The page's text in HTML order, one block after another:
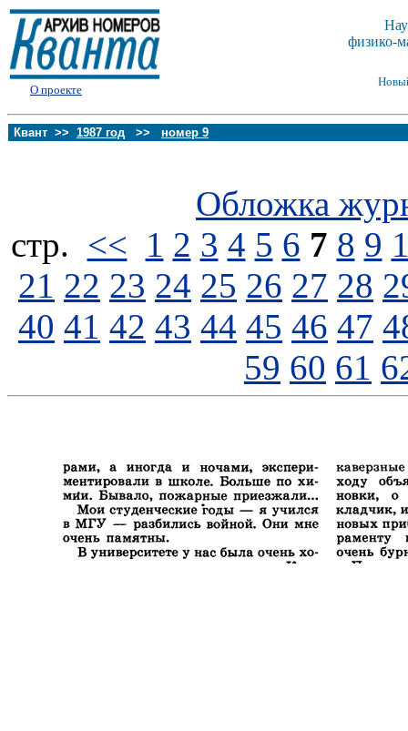
О проекте
физико-
Квант >> 1987 год >> номер 9
Обложка
стp. << 1 2 3 4 5 6 7 8 9
21 22 23 24 25 26 27 28
40 41 42 43 44 45 46 47
59 60 61